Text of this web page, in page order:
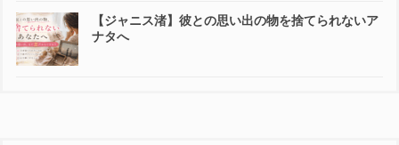
【ジャニス渚】彼との思い出の物を捨てられないア
ナタへ